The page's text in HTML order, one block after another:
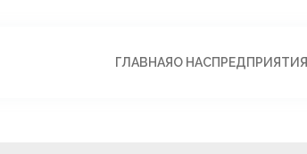
ГЛАВНАЯО НАСПРЕДПРИЯТИЯ